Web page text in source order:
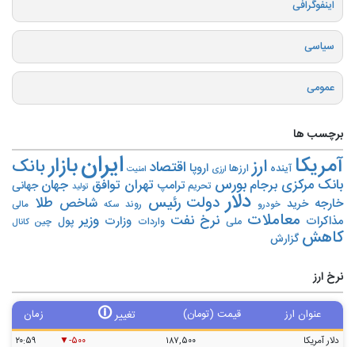
اینفوگرافی
سیاسی
عمومی
برچسب ها
آمریکا آینده ارز ارزها ارزی اروپا اقتصاد امنیت ایرانبازاربانک
بانک مرکزی برجام بورس تحریم‌ ترامپ تهران توافق تولید جهان جهانی
خارجه خرید خودرو دلار دولت رئیس روند سکه شاخص طلا مالی
مذاکرات معاملات ملی نرخ نفت واردات وزارت وزیر پول چین کانال
کاهش گزارش
نرخ ارز
عنوان ارز قیمت (تومان) تغییر🛈 زمان
دلار آمریکا ۱۸۷,۵۰۰ -۵۰۰ ۲۰:۵۹